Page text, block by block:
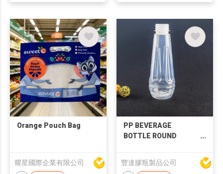
Orange Pouch Bag
耀星國際企業有限公司
PP BEVERAGE
BOTTLE ROUND
豐達膠瓶製品公司